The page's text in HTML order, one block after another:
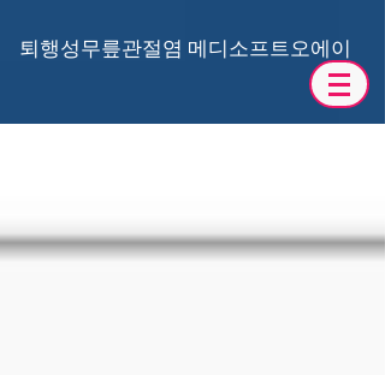
​퇴행성무릎관절염 메디소프트오에이